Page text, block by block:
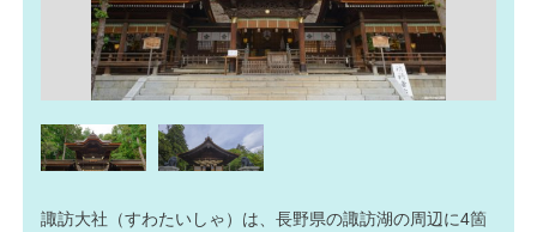
諏訪大社（すわたいしゃ）は、長野県の諏訪湖の周辺に4箇